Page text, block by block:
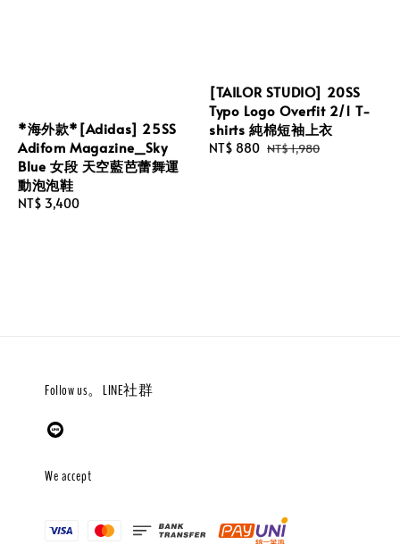
*海外款*[Adidas] 25SS
Adifom Magazine_Sky
Blue 女段 天空藍芭蕾舞運
動泡泡鞋
Regular
NT$ 3,400
[TAILOR STUDIO] 20SS
Typo Logo Overfit 2/1 T-
shirts 純棉短袖上衣
Sale
NT$ 880 Regular
NT$ 1,980
Follow us。LINE社群
We accept